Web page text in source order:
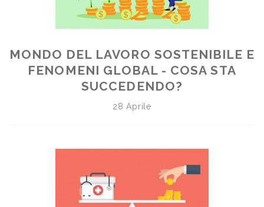
MONDO DEL LAVORO SOSTENIBILE E
FENOMENI GLOBAL - COSA STA
SUCCEDENDO?
28 Aprile